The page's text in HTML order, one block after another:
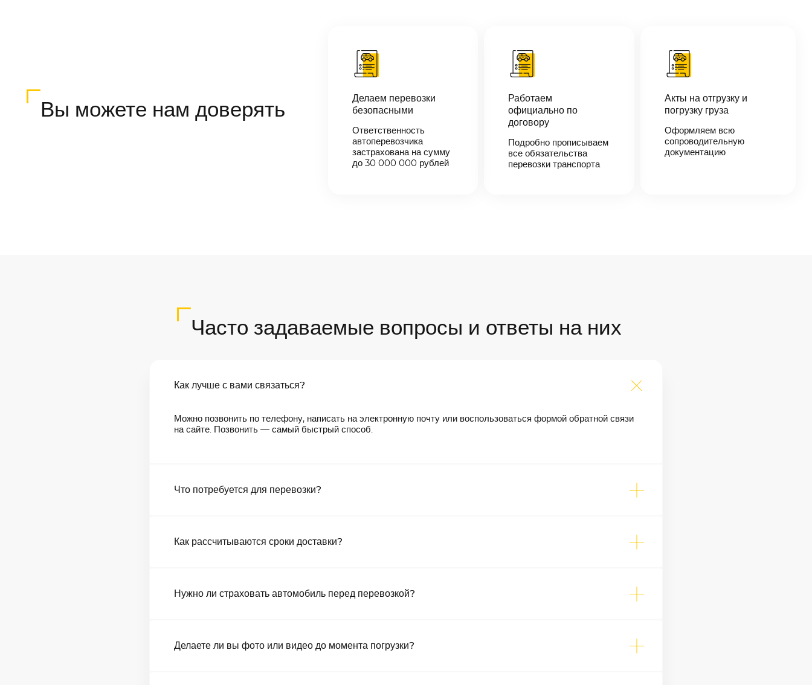
Вы можете нам доверять
Делаем перевозки
безопасными
Ответственность
автоперевозчика
застрахована на сумму
до 30 000 000 рублей
Работаем
официально по
договору
Подробно прописываем
все обязательства
перевозки транспорта
Акты на отгрузку и
погрузку груза
Оформляем всю
сопроводительную
документацию
Часто задаваемые вопросы и ответы на них
Как лучше с вами связаться?
Можно позвонить по телефону, написать на электронную почту или воспользоваться формой обратной связи
на сайте. Позвонить — самый быстрый способ.
Что потребуется для перевозки?
Как рассчитываются сроки доставки?
Нужно ли страховать автомобиль перед перевозкой?
Делаете ли вы фото или видео до момента погрузки?